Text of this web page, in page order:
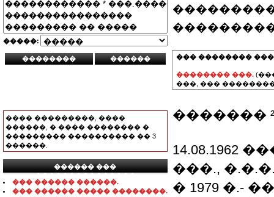
�����:
���� ���������, ����
������, � ���� �������� �
��������� ���������� �� 3
������.
������ ���
���������������
��� ������ ������.
��� ������ ����� ��������.
��� ��������
�������� ���.
���, ���
�������
���.,
� 1979 �.-